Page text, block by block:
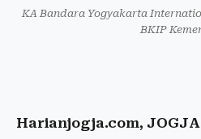
KA Bandara Yogyakarta
BKIP
Harianjogja.com, JOGJA